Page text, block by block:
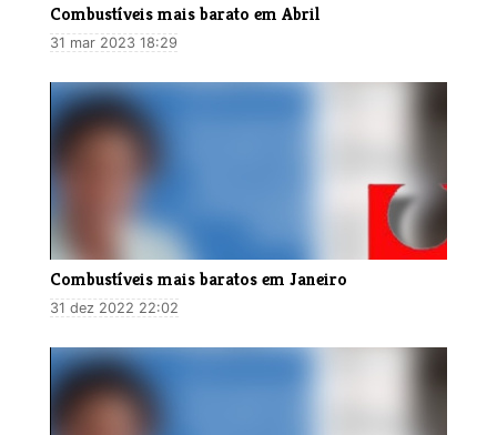
Combustíveis mais barato em Abril
31 mar 2023 18:29
​Combustíveis mais baratos em Janeiro
31 dez 2022 22:02